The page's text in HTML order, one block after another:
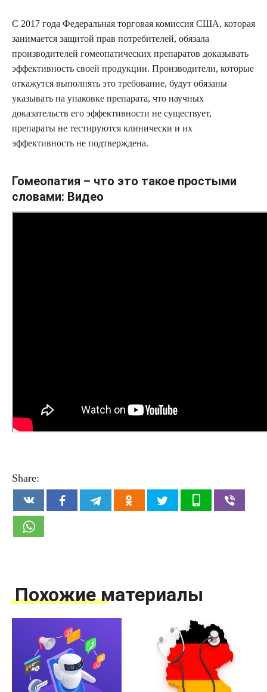
С 2017 года Федеральная торговая комиссия США, которая
занимается защитой прав потребителей, обязала
производителей гомеопатических препаратов доказывать
эффективность своей продукции. Производители, которые
откажутся выполнять это требование, будут обязаны
указывать на упаковке препарата, что научных
доказательств его эффективности не существует,
препараты не тестируются клинически и их
эффективность не подтверждена.
Гомеопатия – что это такое простыми
словами: Видео
Share:
Похожие материалы